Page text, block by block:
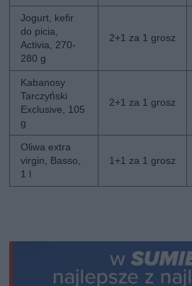
Jogurt, kefir
do picia,
Activia, 270-
280 g
2+1 za 1 grosz
Kabanosy
Tarczyński
Exclusive, 105
g
2+1 za 1 grosz
Oliwa extra
virgin, Basso,
1 l
1+1 za 1 grosz